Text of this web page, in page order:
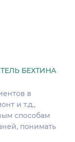
БЕХТИНА
в
и т.д.,
способам
понимать